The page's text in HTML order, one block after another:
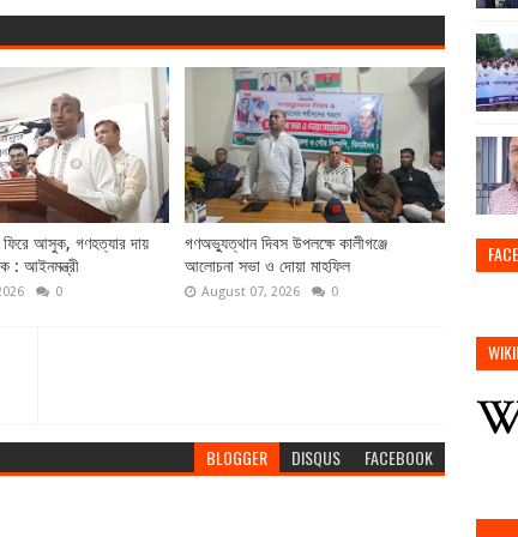
ফিরে আসুক, গণহত্যার দায়
: আইনমন্ত্রী
0
গণঅভ্যুত্থান দিবস উপলক্ষে কালীগঞ্জে
আলোচনা সভা ও দোয়া মাহফিল
August 07, 2026 0
BLOGGER DISQUS FACEBOOK